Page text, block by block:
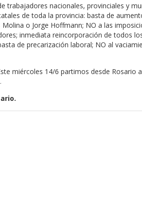
trabajadores nacionales, provinciales y
de toda la provincia: basta de
o Jorge Hoffmann; NO a las
inmediata reincorporación de todos
de precarización laboral; NO al
miércoles 14/6 partimos desde